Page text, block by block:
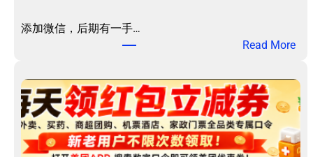
券
！
添加微信，后期有一手…
Read More：
淘
汇
客
服